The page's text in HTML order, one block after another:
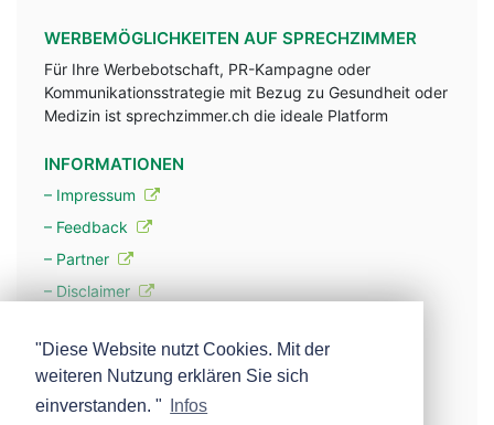
WERBEMÖGLICHKEITEN AUF SPRECHZIMMER
Für Ihre Werbebotschaft, PR-Kampagne oder
Kommunikationsstrategie mit Bezug zu Gesundheit oder
Medizin ist sprechzimmer.ch die ideale Platform
INFORMATIONEN
– Impressum
– Feedback
– Partner
– Disclaimer
– Werbung
– Mehr über unsere Experten
"Diese Website nutzt Cookies. Mit der
weiteren Nutzung erklären Sie sich
einverstanden. "
Infos